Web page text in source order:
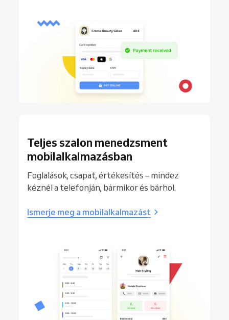
Teljes szalon menedzsment
mobilalkalmazásban
Foglalások, csapat, értékesítés – mindez
kéznél a telefonján, bármikor és bárhol.
Ismerje meg a mobilalkalmazást